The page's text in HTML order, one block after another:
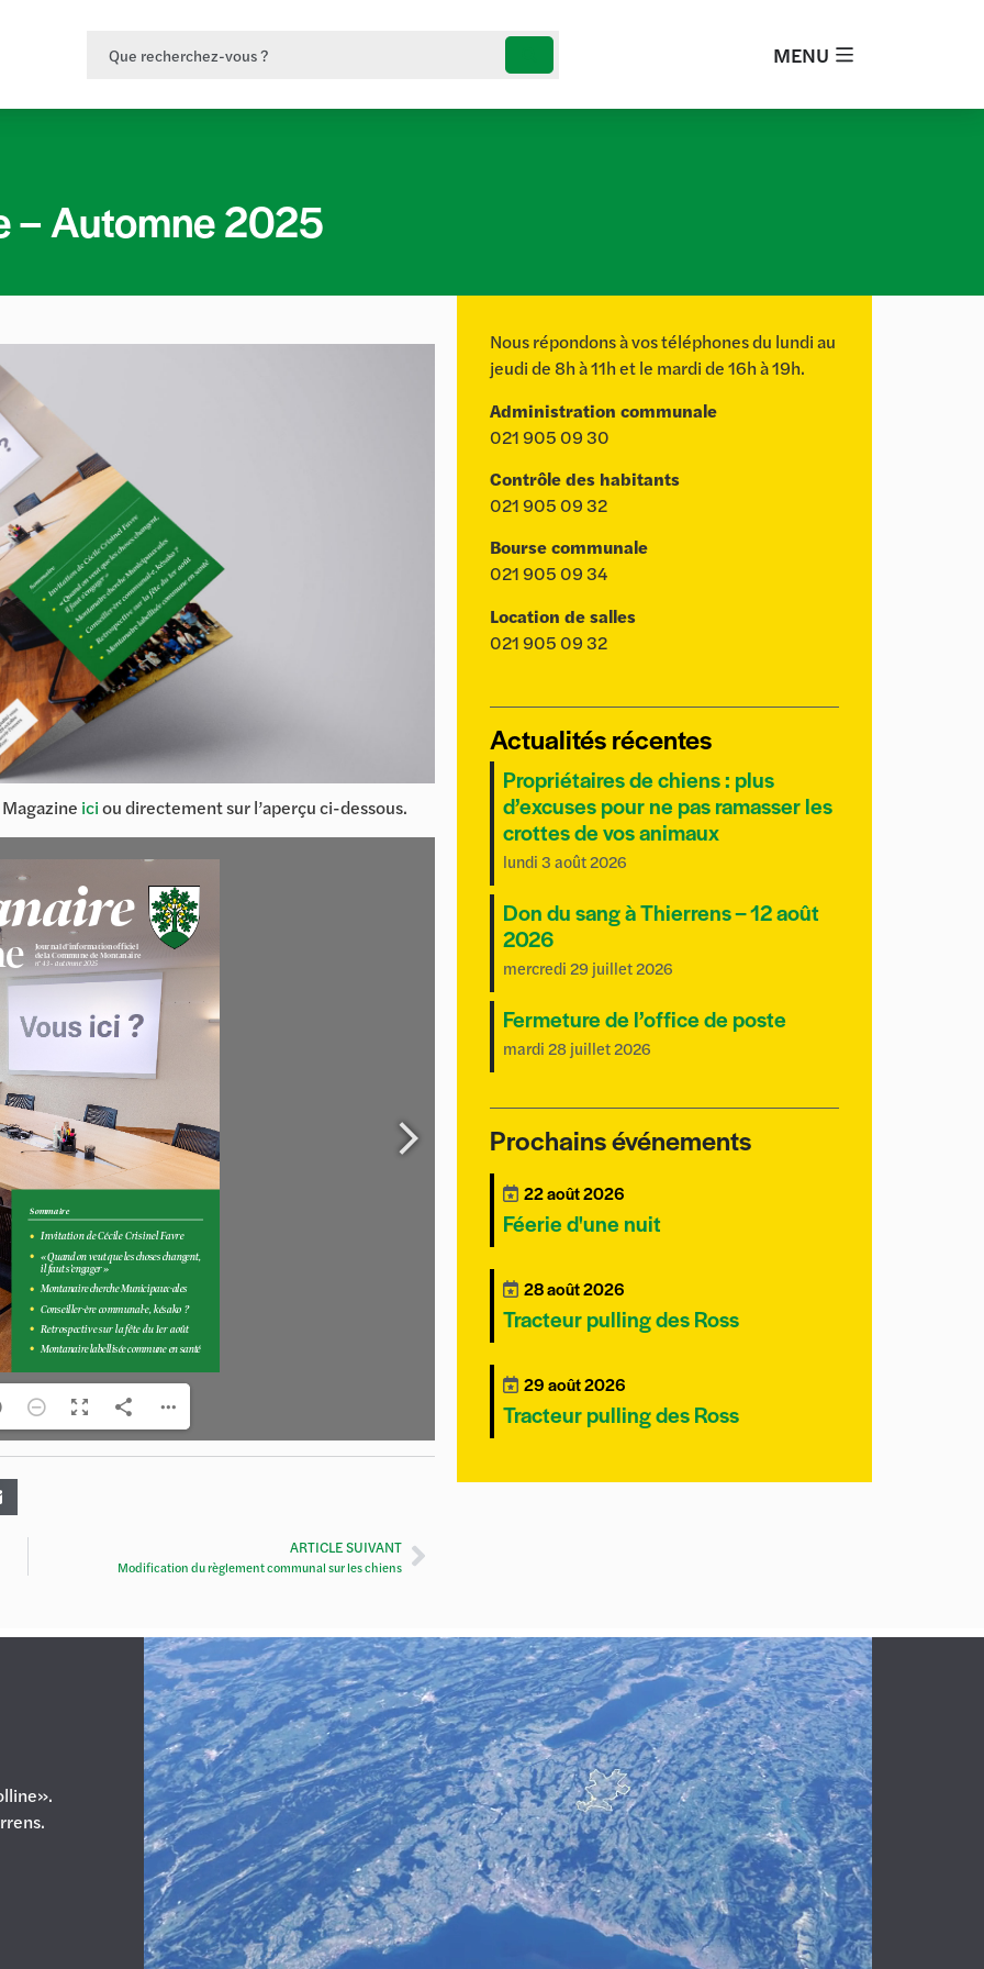
MENU
– Automne 2025
iciou directement sur l’aperçu ci-dessous.
ARTICLE SUIVANT
Modification du règlement communal sur les chiens
Nous répondons à vos téléphones du lundi au
jeudi de 8h à 11h et le mardi de 16h à 19h.
Administration communale
021 905 09 30
Contrôle des habitants
021 905 09 32
Bourse communale
021 905 09 34
Location de salles
021 905 09 32
Actualités récentes
Propriétaires de chiens : plus
d’excuses pour ne pas ramasser les
crottes de vos animaux
lundi 3 août 2026
Don du sang à Thierrens – 12 août
2026
mercredi 29 juillet 2026
Fermeture de l’office de poste
mardi 28 juillet 2026
Prochains événements
22 août 2026
Féerie d'une nuit
28 août 2026
Tracteur pulling des Ross
29 août 2026
Tracteur pulling des Ross